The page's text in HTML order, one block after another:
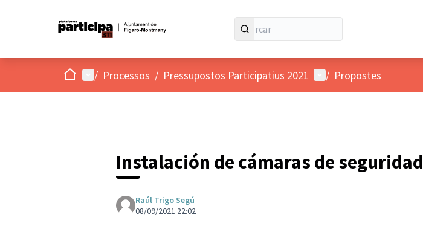
Inici Menú principal
/ Processos / Pressupostos Participatius 2021 Menú d'usuari
/ Propostes
Instalación de cámaras de seguridad
Raúl Trigo Segú
08/09/2021 22:02